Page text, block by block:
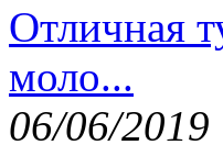
Отличная
моло...
06/06/2019